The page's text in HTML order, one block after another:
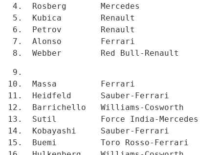
4.  Rosberg       Mercedes
5.  Kubica        Renault
6.  Petrov        Renault
7.  Alonso        Ferrari
8.  Webber        Red Bull-Renault
9.
10.  Massa         Ferrari
11.  Heidfeld      Sauber-Ferrari
12.  Barrichello   Williams-Cosworth
13.  Sutil         Force India-Mercedes
14.  Kobayashi     Sauber-Ferrari
15.  Buemi         Toro Rosso-Ferrari